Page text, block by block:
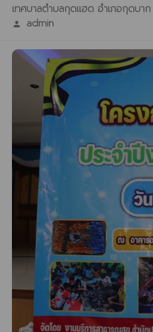
เทศบาลตำบลกุดแฮด อำเภอกุดบา
person admin